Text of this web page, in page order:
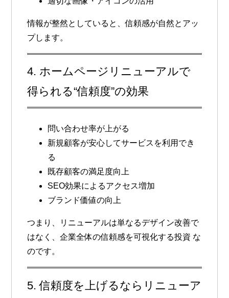
情報が整然としていると、信頼感が自然とアッ
プします。
4. ホームページリニューアルで
得られる“信頼度”の効果
問い合わせ率が上がる
新規顧客が安心してサービスを利用でき
る
既存顧客の満足度向上
SEO効果によるアクセス増加
ブランド価値の向上
つまり、
リニューアルは単なるデザイン改善で
はなく、企業全体の信頼感を可視化する投資 な
のです。
5. 信頼度を上げるならリニューア